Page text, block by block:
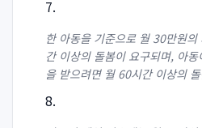
한 아동을 기준으로 월 30만원
간 이상의 돌봄이 요구되며, 아
을 받으려면 월 60시간 이상의